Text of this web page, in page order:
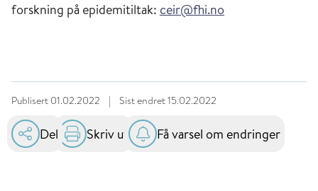
forskning på epidemitiltak: ceir@fhi.no
Publisert 01.02.2022 | Sist endret15.02.2022
Del Skriv ut Få varsel om endringer